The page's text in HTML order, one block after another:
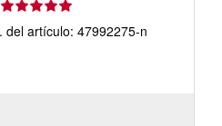
Calificación
del
vendedor:
del artículo: 47992275-n